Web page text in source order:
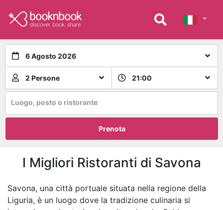
6 Agosto 2026
2 Persone 21:00
Luogo, posto o ristorante
Prenota
I Migliori Ristoranti di Savona
Savona, una città portuale situata nella regione della
Liguria, è un luogo dove la tradizione culinaria si